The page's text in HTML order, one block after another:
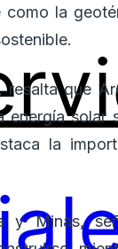
la
que
solar
la
y Minas,